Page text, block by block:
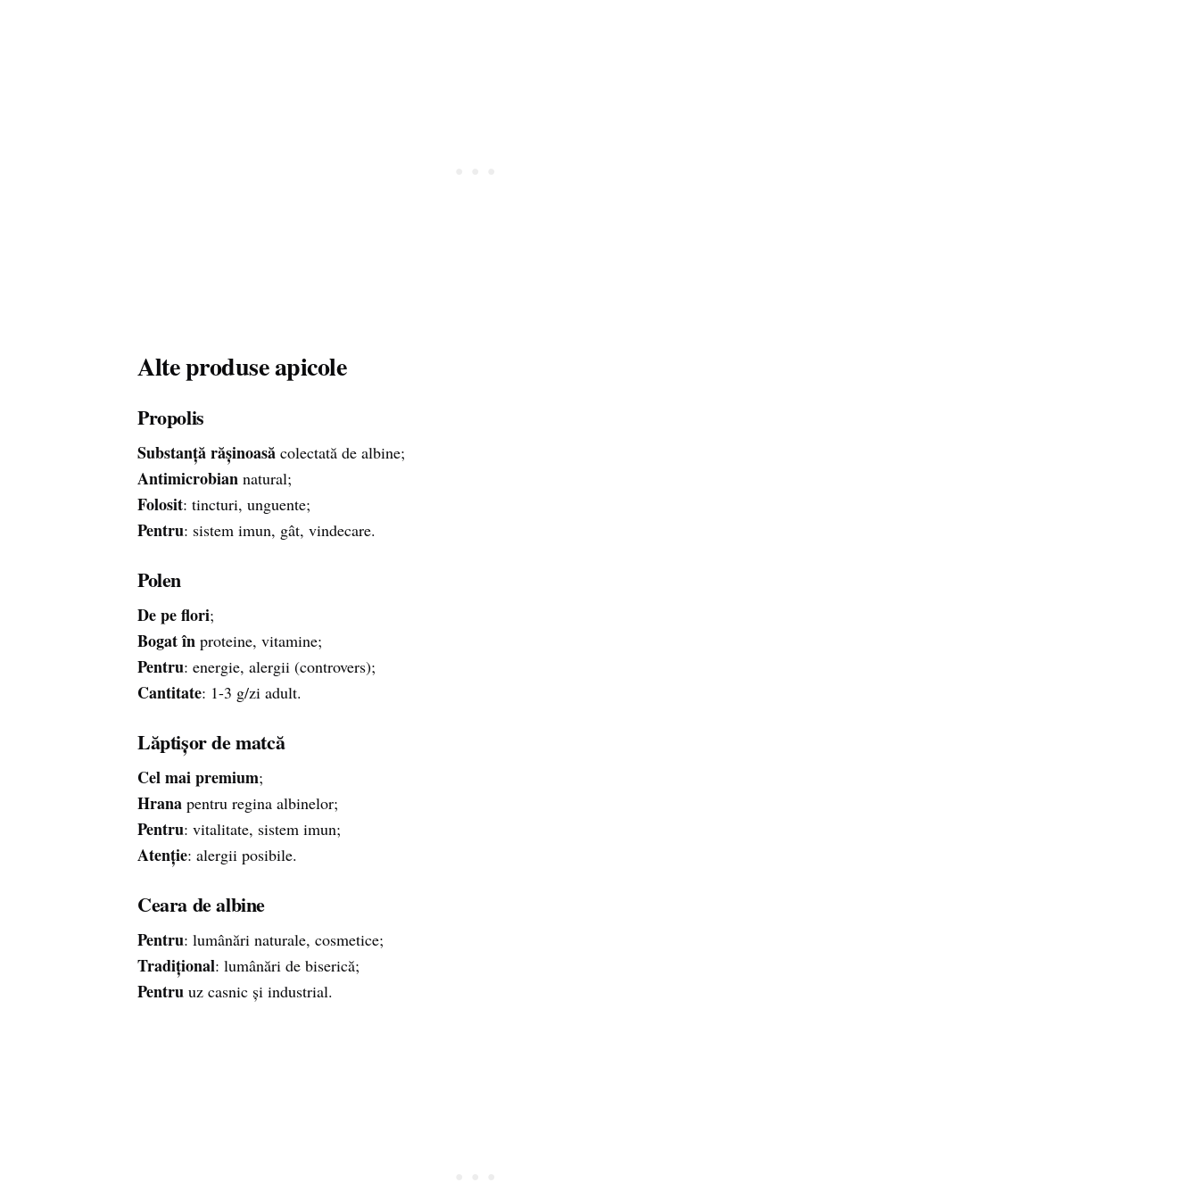
Alte produse apicole
Propolis
Substanță rășinoasă colectată de albine;
Antimicrobian natural;
Folosit: tincturi, unguente;
Pentru: sistem imun, gât, vindecare.
Polen
De pe flori;
Bogat în proteine, vitamine;
Pentru: energie, alergii (controvers);
Cantitate: 1-3 g/zi adult.
Lăptișor de matcă
Cel mai premium;
Hrana pentru regina albinelor;
Pentru: vitalitate, sistem imun;
Atenție: alergii posibile.
Ceara de albine
Pentru: lumânări naturale, cosmetice;
Tradițional: lumânări de biserică;
Pentru uz casnic și industrial.